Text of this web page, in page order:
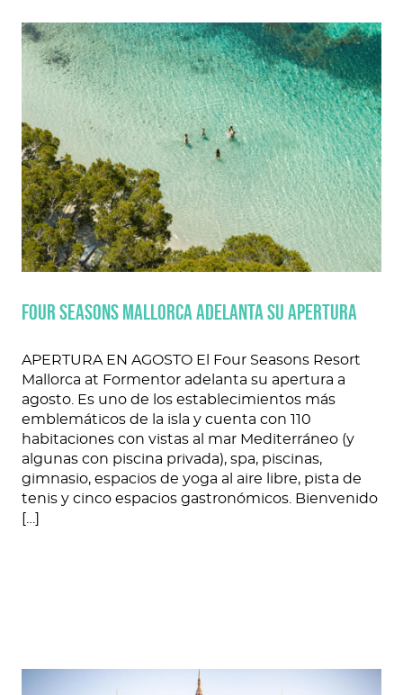
FOUR SEASONS MALLORCA ADELANTA SU APERTURA
APERTURA EN AGOSTO El Four Seasons Resort
Mallorca at Formentor adelanta su apertura a
agosto. Es uno de los establecimientos más
emblemáticos de la isla y cuenta con 110
habitaciones con vistas al mar Mediterráneo (y
algunas con piscina privada), spa, piscinas,
gimnasio, espacios de yoga al aire libre, pista de
tenis y cinco espacios gastronómicos. Bienvenido